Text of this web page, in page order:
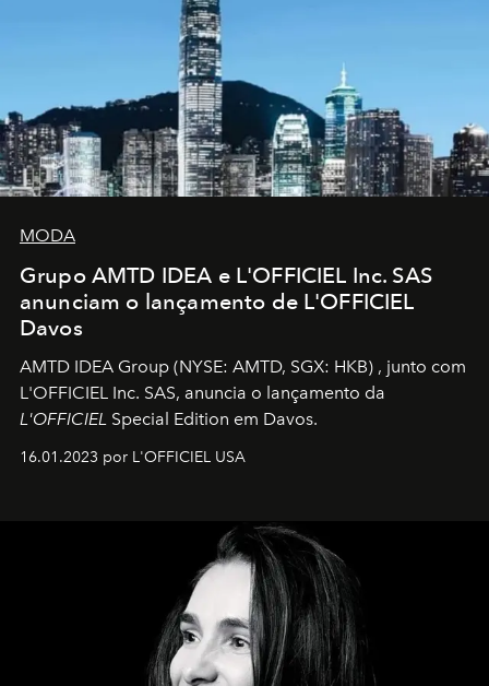
MODA
Grupo AMTD IDEA e L'OFFICIEL Inc. SAS
anunciam o lançamento de L'OFFICIEL
Davos
AMTD IDEA Group (NYSE: AMTD, SGX: HKB) , junto com
L'OFFICIEL Inc. SAS, anuncia o lançamento da
L'OFFICIEL Special Edition em Davos.
16.01.2023 por L'OFFICIEL USA